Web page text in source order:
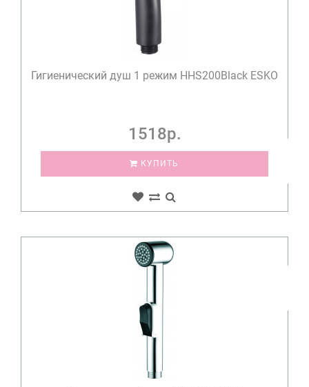
Гигиенический душ 1 режим HHS200Black ESKO
1518р.
КУПИТЬ